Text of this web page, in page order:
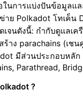
นการแบ่งปันข้อมูลแ
าย Polkadot โทเค็น
จนดังนี้: กำกับดูแลเค
ร้าง parachains (เช
มีส่วนประกอบหลัก
Parathread,
?